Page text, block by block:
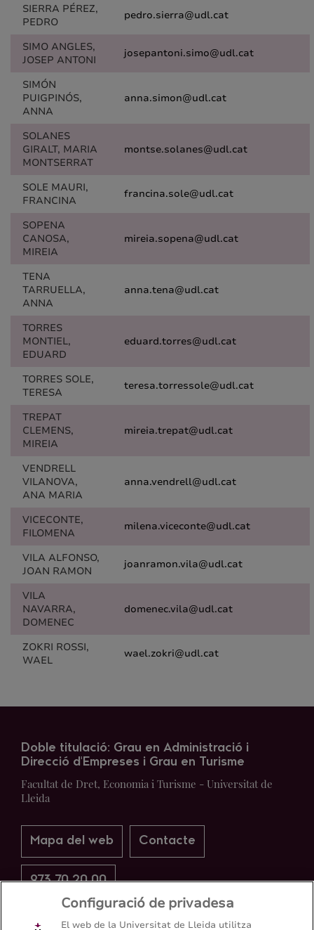
SIERRA PÉREZ,
PEDRO
pedro.sierra@udl.cat
SIMO ANGLES,
JOSEP ANTONI
josepantoni.simo@udl.cat
SIMÓN
PUIGPINÓS,
ANNA
anna.simon@udl.cat
SOLANES
GIRALT, MARIA
MONTSERRAT
montse.solanes@udl.cat
SOLE MAURI,
FRANCINA
francina.sole@udl.cat
SOPENA
CANOSA,
MIREIA
mireia.sopena@udl.cat
TENA
TARRUELLA,
ANNA
anna.tena@udl.cat
TORRES
MONTIEL,
EDUARD
eduard.torres@udl.cat
TORRES SOLE,
TERESA
teresa.torressole@udl.cat
TREPAT
CLEMENS,
MIREIA
mireia.trepat@udl.cat
VENDRELL
VILANOVA,
ANA MARIA
anna.vendrell@udl.cat
VICECONTE,
FILOMENA
milena.viceconte@udl.cat
VILA ALFONSO,
JOAN RAMON
joanramon.vila@udl.cat
VILA
NAVARRA,
DOMENEC
domenec.vila@udl.cat
ZOKRI ROSSI,
WAEL
wael.zokri@udl.cat
Doble titulació: Grau en Administració i
Direcció d'Empreses i Grau en Turisme
Facultat de Dret, Economia i Turisme - Universitat de
Lleida
Mapa del web Contacte
973 70 20 00
Configuració de privadesa
El web de la Universitat de Lleida utilitza